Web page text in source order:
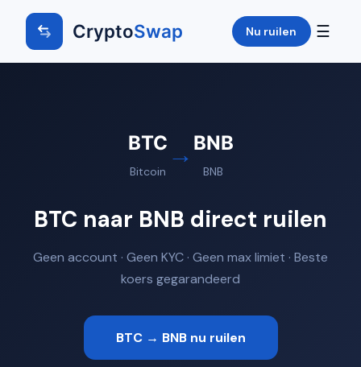
CryptoSwap Nu ruilen ☰
BTC
Bitcoin
→ BNB
BNB
BTC naar BNB direct ruilen
Geen account · Geen KYC · Geen max limiet · Beste
koers gegarandeerd
BTC → BNB nu ruilen